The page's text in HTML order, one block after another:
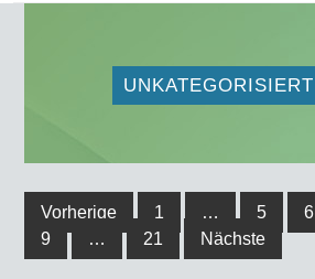
UNKATEGORISIERT
Vorherige 1 … 5 6
9
… 21 Nächste